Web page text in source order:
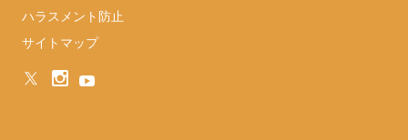
ハラスメント防止
サイトマップ